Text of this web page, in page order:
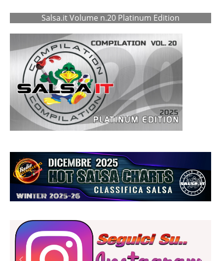
Salsa.it Volume n.20 Platinum Edition